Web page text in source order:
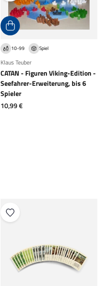
10-99 Spiel
Klaus Teuber
CATAN - Figuren Viking-Edition -
Seefahrer-Erweiterung, bis 6
Spieler
Angebot
10,99 €